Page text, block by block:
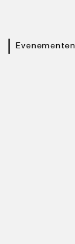
Evenementen